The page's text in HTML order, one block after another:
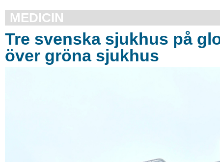
MEDICIN
Tre svenska sjukhus på
över gröna sjukhus